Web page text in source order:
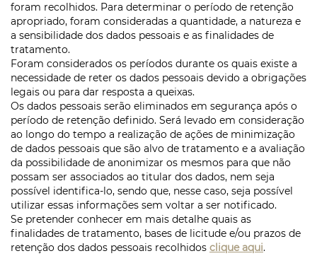
foram recolhidos. Para determinar o período de retenção
apropriado, foram consideradas a quantidade, a natureza e
a sensibilidade dos dados pessoais e as finalidades de
tratamento.
Foram considerados os períodos durante os quais existe a
necessidade de reter os dados pessoais devido a obrigações
legais ou para dar resposta a queixas.
Os dados pessoais serão eliminados em segurança após o
período de retenção definido. Será levado em consideração
ao longo do tempo a realização de ações de minimização
de dados pessoais que são alvo de tratamento e a avaliação
da possibilidade de anonimizar os mesmos para que não
possam ser associados ao titular dos dados, nem seja
possível identifica-lo, sendo que, nesse caso, seja possível
utilizar essas informações sem voltar a ser notificado.
Se pretender conhecer em mais detalhe quais as
finalidades de tratamento, bases de licitude e/ou prazos de
retenção dos dados pessoais recolhidos clique aqui.